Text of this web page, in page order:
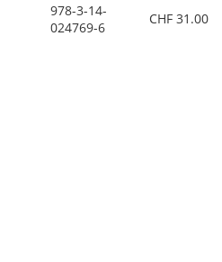
978-3-14-
024769-6
CHF 31.00